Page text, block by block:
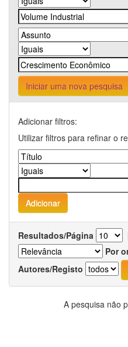
Iniciar uma nova pesquisa
Adicionar filtros:
Utilizar filtros para refinar o
Resultados/Página
Por
Autores/Registo
A pesquisa não